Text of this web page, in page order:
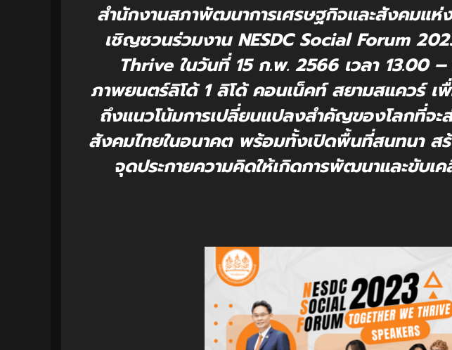
สำนักงานสภาพัฒนาการเศรษฐกิจและสังคมแ
เชิญชวนร่วมงาน NESDC Social Forum
Thrive ในวันที่ 15 ก.พ. 2566 เวลา 13.00
ภาพยนตร์ลิโด้ 1 ลิโด้ คอนเน็คท์ สยามสแควร์ เ
ถึงแนวโน้มการเปลี่ยนแปลงสำคัญของโลกที่จ
สังคมไทยในอนาคต พร้อมทั้งเปิดพื้นที่สนทนา สร้
จุดประกายความคิดให้เกิดการพัฒนาและขับเ